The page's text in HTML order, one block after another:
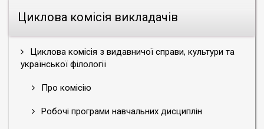
Циклова комісія викладачів
Циклова комісія з видавничої справи, культури та
української філології
Про комісію
Робочі програми навчальних дисциплін